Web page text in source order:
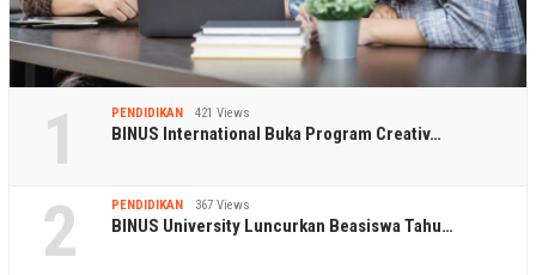
1 PENDIDIKAN 421 Views
BINUS International Buka Program Creativ…
2 PENDIDIKAN 367 Views
BINUS University Luncurkan Beasiswa Tahu…